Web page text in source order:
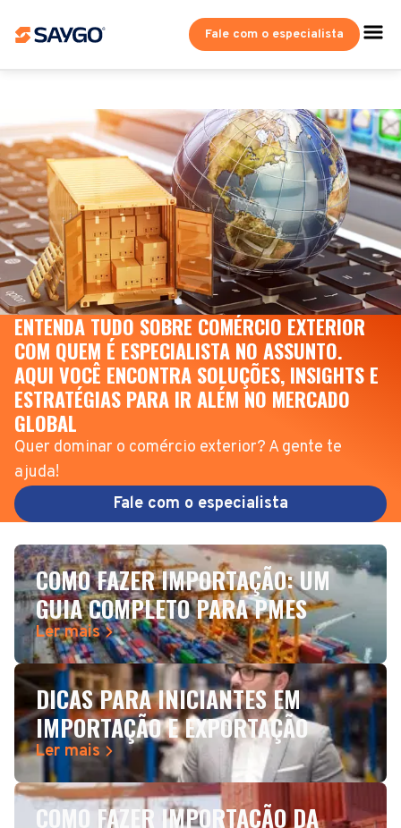
Fale com o especialista
ENTENDA TUDO SOBRE COMÉRCIO EXTERIOR
COM QUEM É ESPECIALISTA NO ASSUNTO.
AQUI VOCÊ ENCONTRA SOLUÇÕES, INSIGHTS E
ESTRATÉGIAS PARA IR ALÉM NO MERCADO
GLOBAL
Quer dominar o comércio exterior? A gente te
ajuda!
Fale com o especialista
COMO FAZER IMPORTAÇÃO: UM
GUIA COMPLETO PARA PMES
Ler mais
DICAS PARA INICIANTES EM
IMPORTAÇÃO E EXPORTAÇÃO
Ler mais
COMO FAZER IMPORTAÇÃO DA